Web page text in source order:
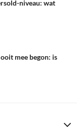
niveau: wat
mee begon: is